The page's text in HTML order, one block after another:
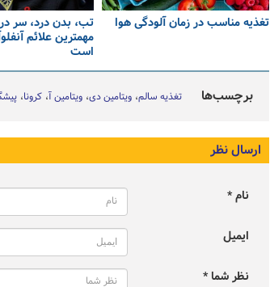
تغذیه مناسب در زمان آلودگی هوا تب، بدن درد، سر
مهمترین علائم
است
برچسب‌ها تغذیه سالم ویتامین دی ویتامین آ کرونا
ارسال نظر
نام *
ایمیل
نظر شما *